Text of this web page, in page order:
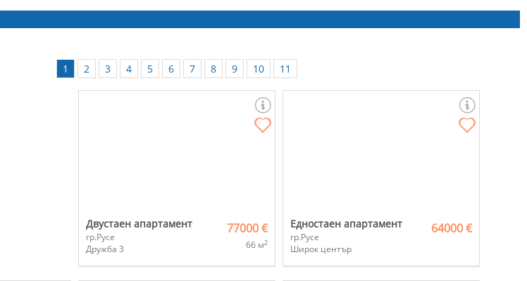
1 2 3 4 5 6 7 8 9 10 11
Двустаен апартамент
гр.Русе
Дружба 3
77000 €
66 м2
Едностаен апартамент
гр.Русе
Широк център
64000 €